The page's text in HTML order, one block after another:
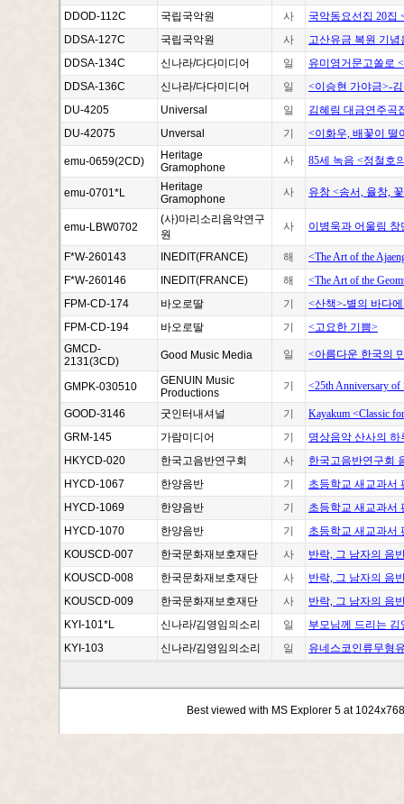
DDOD-112C
국립국악원 사
국악동요선집 20집
DDSA-127C
국립국악원 사
고산유금 복원 기
DDSA-134C
신나라/다다미디어 일
유미영거문고쏠로
DDSA-136C
신나라/다다미디어 일
<이승현 가야금>-
DU-4205
Universal 일
김혜림 대금연주곡
DU-42075
Unversal 기 <이화우, 배꽃이 떨
emu-0659(2CD)
Heritage
Gramophone
사 85세 녹음 <정철호
emu-0701*L
Heritage
Gramophone
사 유창 <송서, 율창,
emu-LBW0702
(사)마리소리음악연구
원
사 이병욱과 어울림 창
F*W-260143 INEDIT(FRANCE) 해
<The Art of the
F*W-260146
INEDIT(FRANCE) 해
<The Art of the
FPM-CD-174
바오로딸 기
<산책>-별의 바다
FPM-CD-194
바오로딸 기
<고요한 기쁨>
GMCD-
2131(3CD)
Good Music Media 일 <아름다운 한국의
GMPK-030510
GENUIN Music
Productions
기 <25th Anniversary of
GOOD-3146 굿인터내셔널 기
Kayakum <Classic
GRM-145
가람미디어 기
명상음악 산사의
HKYCD-020
한국고음반연구회 사
한국고음반연구회
HYCD-1067
한양음반 기
초등학교 새교과서
HYCD-1069
한양음반 기
초등학교 새교과서
HYCD-1070
한양음반 기
초등학교 새교과서
KOUSCD-007
한국문화재보호재단 사
반락, 그 남자의 음
KOUSCD-008
한국문화재보호재단 사
반락, 그 남자의 음
KOUSCD-009
한국문화재보호재단 사
반락, 그 남자의 음
KYI-101*L
신나라/김영임의소리 일
부모님께 드리는
KYI-103
신나라/김영임의소리 일 유네스코인류무형
Best viewed with MS Explorer 5 at